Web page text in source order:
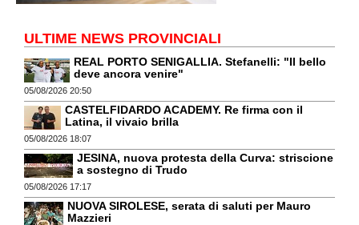
ULTIME NEWS PROVINCIALI
REAL PORTO SENIGALLIA. Stefanelli: "Il bello
deve ancora venire"
05/08/2026 20:50
CASTELFIDARDO ACADEMY. Re firma con il
Latina, il vivaio brilla
05/08/2026 18:07
JESINA, nuova protesta della Curva: striscione
a sostegno di Trudo
05/08/2026 17:17
NUOVA SIROLESE, serata di saluti per Mauro
Mazzieri